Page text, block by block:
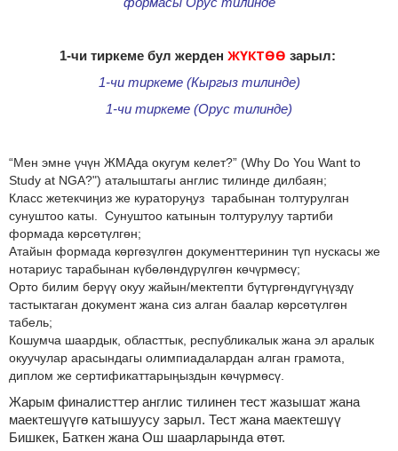
1-чи тиркеме бул жерден ЖҮКТӨӨ зарыл:
1-чи тиркеме (Кыргыз тилинде)
1-чи тиркеме (Орус тилинде)
“Мен эмне үчүн ЖМАда окугум келет?” (Why Do You Want to
Study at NGA?") аталыштагы англис тилинде дилбаян;
Класс жетекчиңиз же кураторуңуз тарабынан толтурулган
сунуштоо каты. Сунуштоо катынын толтурулуу тартиби
формада көрсөтүлгөн;
Атайын формада көргөзүлгөн документтеринин түп нускасы же
нотариус тарабынан күбөлөндүрүлгөн көчүрмөсү;
Орто билим берүү окуу жайын/мектепти бүтүргөндүгүңүздү
тастыктаган документ жана сиз алган баалар көрсөтүлгөн
табель;
Кошумча шаардык, областтык, республикалык жана эл аралык
окуучулар арасындагы олимпиадалардан алган грамота,
диплом же сертификаттарыңыздын көчүрмөсү.
Жарым финалисттер англис тилинен тест жазышат жана
маектешүүгө катышуусу зарыл. Тест жана маектешүү
Бишкек, Баткен жана Ош шаарларында өтөт.